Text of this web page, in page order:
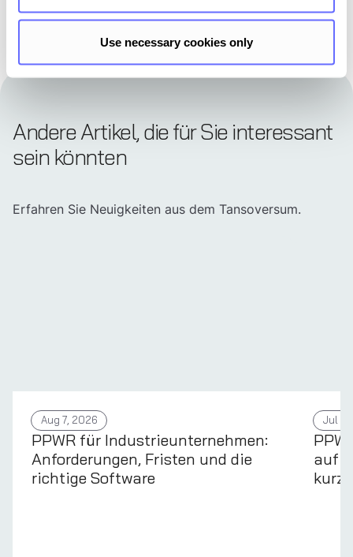
Use necessary cookies only
Andere Artikel, die für Sie interessant
sein könnten
Erfahren Sie Neuigkeiten aus dem Tansoversum.
Aug 7, 2026
PPWR für Industrieunternehmen:
Anforderungen, Fristen und die
richtige Software
Jul
auf
kurz